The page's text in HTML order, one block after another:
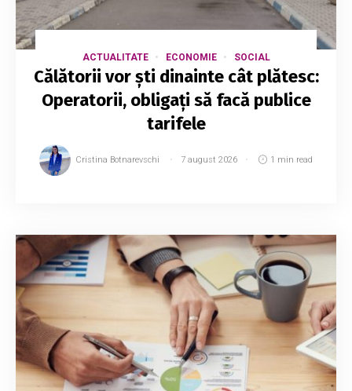
ACTUALITATE ECONOMIE SOCIAL
Călătorii vor ști dinainte cât plătesc:
Operatorii, obligați să facă publice
tarifele
Cristina Botnarevschi 7 august 2026 1 min read